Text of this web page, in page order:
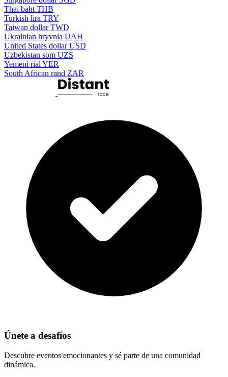
Thai baht THB
Turkish lira TRY
Taiwan dollar TWD
Ukrainian hryvnia UAH
United States dollar USD
Uzbekistan som UZS
Yemeni rial YER
South African rand ZAR
Únete a desafíos
Descubre eventos emocionantes y sé parte de una comunidad
dinámica.